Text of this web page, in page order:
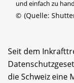
und einfach zu
© (Quelle:
Seit dem
die Schweiz eine